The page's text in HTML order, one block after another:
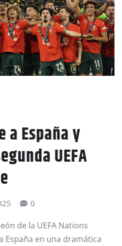
a España y
UEFA
0
de la UEFA Nations
España en una dramática